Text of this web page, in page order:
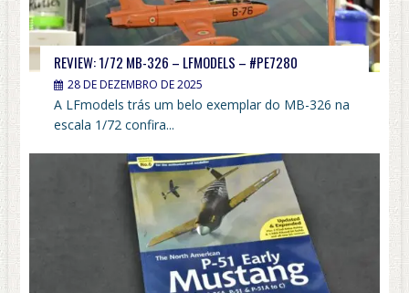
REVIEW: 1/72 MB-326 – LFMODELS – #PE7280
28 DE DEZEMBRO DE 2025
A LFmodels trás um belo exemplar do MB-326 na
escala 1/72 confira...